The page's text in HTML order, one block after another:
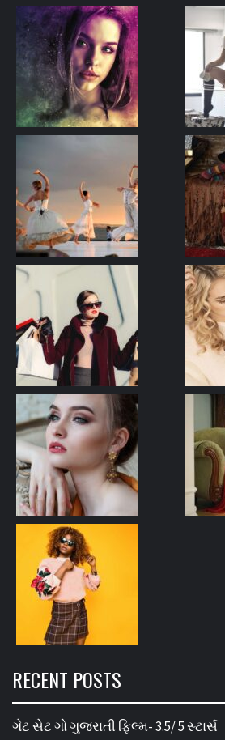
RECENT POSTS
ગેટ સેટ ગો ગુજરાતી ફિલ્મ- 3.5/ 5 સ્ટાર્સ